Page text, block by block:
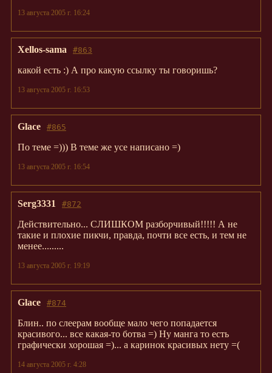
13 августа 2005 г. 16:24
#863
Xellos-sama
какой есть :) А про какую ссылку ты говоришь?
13 августа 2005 г. 16:53
#865
Glace
По теме =))) В теме же усе написано =)
13 августа 2005 г. 16:54
#872
Serg3331
Действительно... СЛИШКОМ разборчивый!!!!! А не
такие и плохие пикчи, правда, почти все есть, и тем не
менее.........
13 августа 2005 г. 19:19
#874
Glace
Блин.. по слеерам вообще мало чего попадается
красивого... все какая-то ботва =) Ну манга то есть
графически хорошая =)... а каринок красивых нету =(
14 августа 2005 г. 4:28